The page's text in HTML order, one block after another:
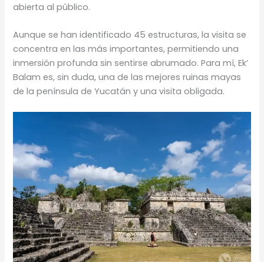
abierta al público.
Aunque se han identificado 45 estructuras, la visita se
concentra en las más importantes, permitiendo una
inmersión profunda sin sentirse abrumado. Para mí, Ek’
Balam es, sin duda, una de las mejores ruinas mayas
de la península de Yucatán y una visita obligada.